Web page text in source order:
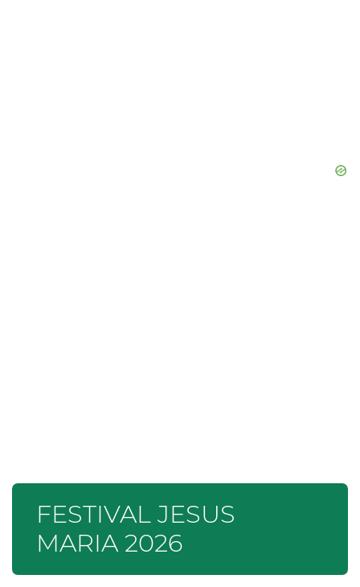
FESTIVAL JESUS
MARIA 2026